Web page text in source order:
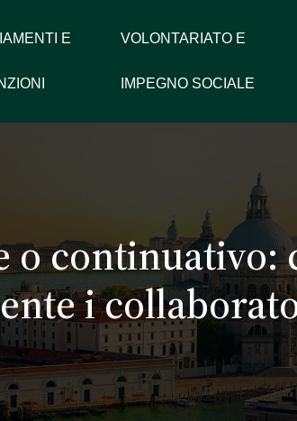
E VOLONTARIATO E
IMPEGNO SOCIALE
o continuativo:
i